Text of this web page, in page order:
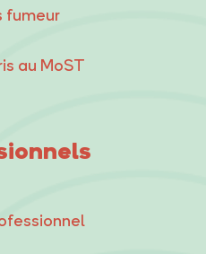
fumeur
au MoST